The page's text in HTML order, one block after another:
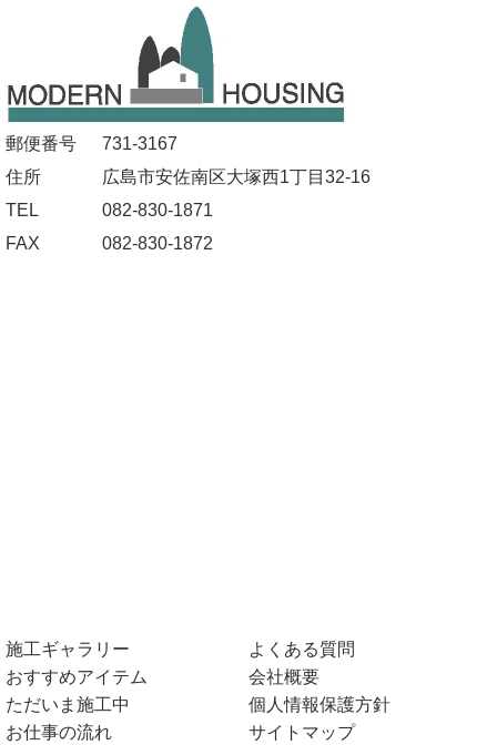
郵便番号
731-3167
住所
広島市安佐南区大塚西1丁目32-16
TEL
082-830-1871
FAX
082-830-1872
施工ギャラリー
おすすめアイテム
ただいま施工中
お仕事の流れ
よくある質問
会社概要
個人情報保護方針
サイトマップ